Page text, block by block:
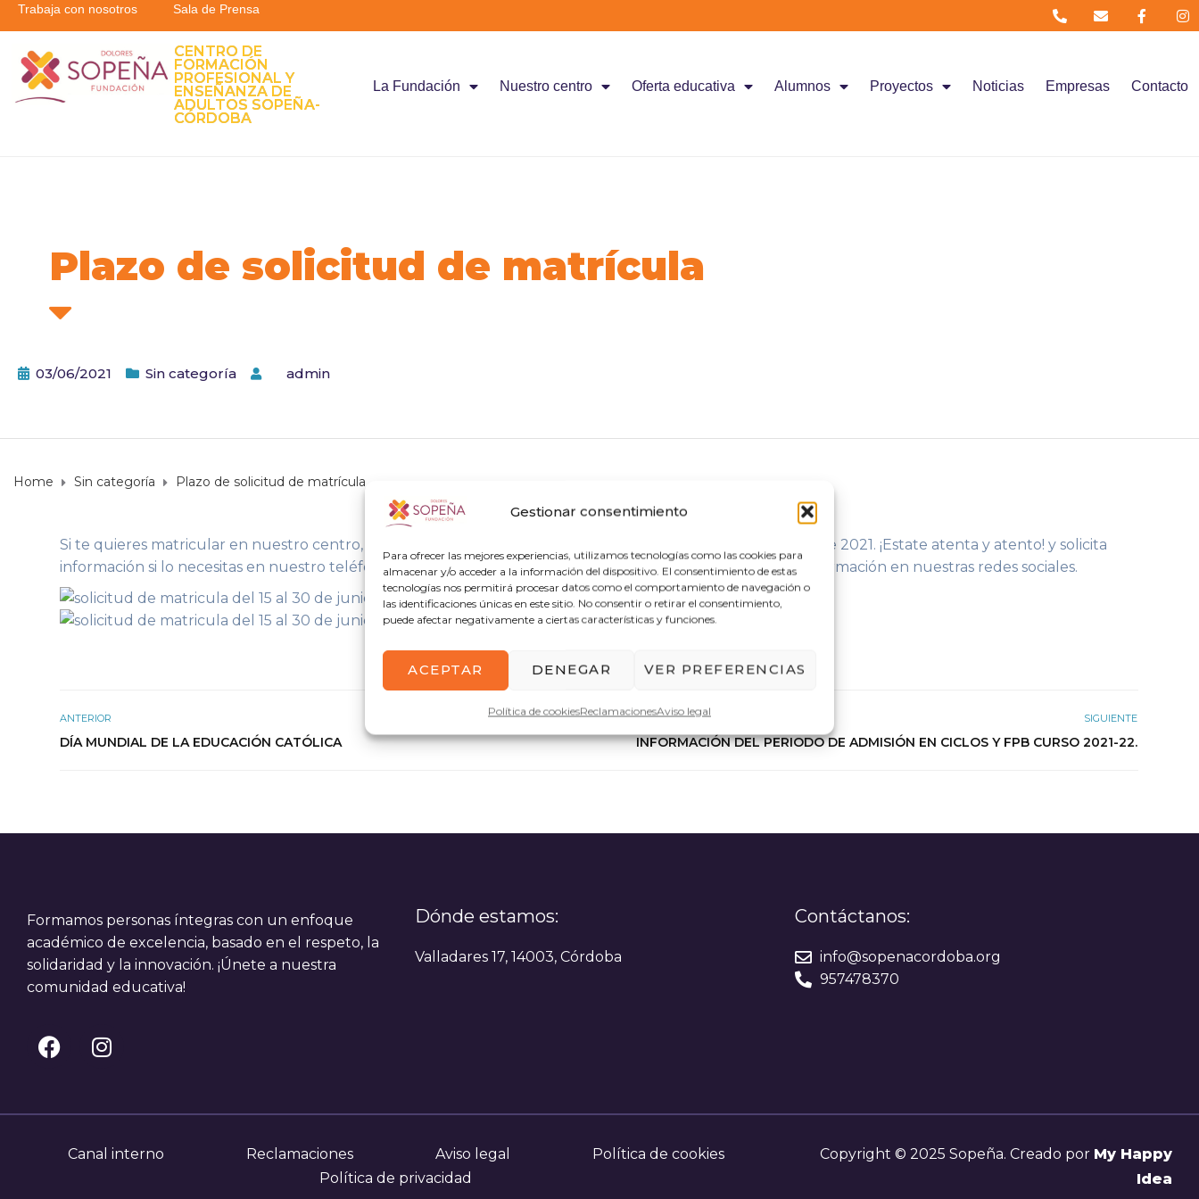
Gestionar consentimiento
Para ofrecer las mejores experiencias, utilizamos tecnologías como las cookies para
almacenar y/o acceder a la información del dispositivo. El consentimiento de estas
tecnologías nos permitirá procesar datos como el comportamiento de navegación o
las identificaciones únicas en este sitio. No consentir o retirar el consentimiento,
puede afectar negativamente a ciertas características y funciones.
ACEPTAR DENEGAR VER PREFERENCIAS
Política de cookiesReclamacionesAviso legal
Trabaja con nosotros Sala de Prensa
CENTRO DE
FORMACIÓN
PROFESIONAL Y
ENSEÑANZA DE
ADULTOS SOPEÑA-
CÓRDOBA
La Fundación Nuestro centro Oferta educativa Alumnos Proyectos Noticias Empresas Contacto
Plazo de solicitud de matrícula
03/06/2021 Sin categoría admin
Home Sin categoría Plazo de solicitud de matrícula
Si te quieres matricular en nuestro centro, se abrirá el plazo de solicitud de matrícula del 15 al 30 de Junio de 2021. ¡Estate atenta y atento! y solicita
información si lo necesitas en nuestro teléfono de contacto: 957 478 370. También publicaremos toda la información en nuestras redes sociales.
ANTERIOR
DÍA MUNDIAL DE LA EDUCACIÓN CATÓLICA
SIGUIENTE
INFORMACIÓN DEL PERIODO DE ADMISIÓN EN CICLOS Y FPB CURSO 2021-22.
Formamos personas íntegras con un enfoque
académico de excelencia, basado en el respeto, la
solidaridad y la innovación. ¡Únete a nuestra
comunidad educativa!
Dónde estamos:
Valladares 17, 14003, Córdoba
Contáctanos:
info@sopenacordoba.org
957478370
Canal interno Reclamaciones Aviso legal
Política de cookies
Política de privacidad
Copyright © 2025 Sopeña. Creado por My Happy
Idea